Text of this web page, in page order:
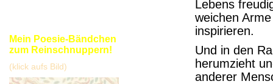
Mein Poesie-Bändchen
zum Reinschnuppern!
(klick aufs Bild)
Lebens
weichen
inspirieren.
Und in den
herumzieht
anderer